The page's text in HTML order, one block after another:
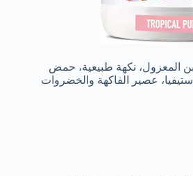
المعزول، نكهة طبيعية، حمض
عصير الفاكهة والخضروات